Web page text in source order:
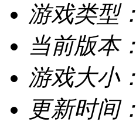
游戏类型：
当前版本：
游戏大小：
更新时间：